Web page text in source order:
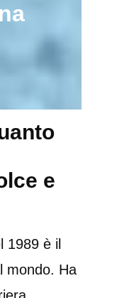
e
1989 è il
mondo. Ha